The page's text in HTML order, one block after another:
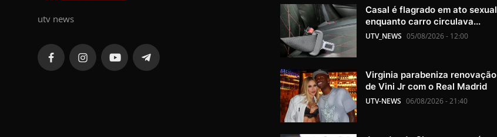
utv news
Casal é flagrado em ato sexual
enquanto carro circulava...
UTV_NEWS 05/08/2026 - 12:00
Virginia parabeniza renovação
de Vini Jr com o Real Madrid
UTV-NEWS 06/08/2026 - 21:40